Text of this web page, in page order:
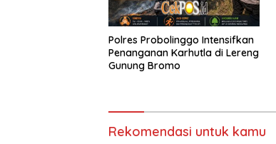
Polres Probolinggo Intensifkan
Penanganan Karhutla di Lereng
Gunung Bromo
Rekomendasi untuk kamu